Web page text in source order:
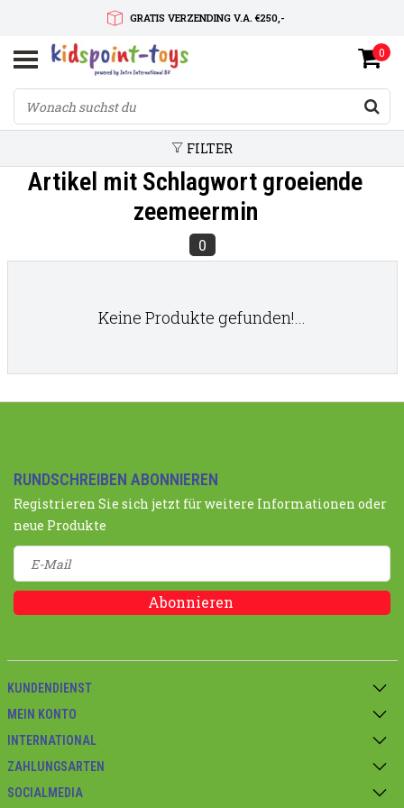
GRATIS VERZENDING V.A. €250,-
SNELLE LEVERTIJD
SERVICE OP MAAT
0
FILTER
Artikel mit Schlagwort groeiende
zeemeermin
0
Keine Produkte gefunden!...
RUNDSCHREIBEN ABONNIEREN
Registrieren Sie sich jetzt für weitere Informationen oder
neue Produkte
Abonnieren
KUNDENDIENST
MEIN KONTO
INTERNATIONAL
ZAHLUNGSARTEN
SOCIALMEDIA